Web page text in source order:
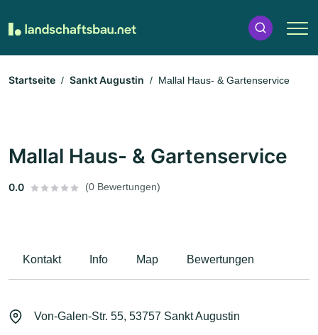
Startseite Sankt Augustin Mallal Haus- & Gartenservice
Mallal Haus- & Gartenservice
0.0 (0 Bewertungen)
Kontakt Info Map Bewertungen
Von-Galen-Str. 55, 53757 Sankt Augustin